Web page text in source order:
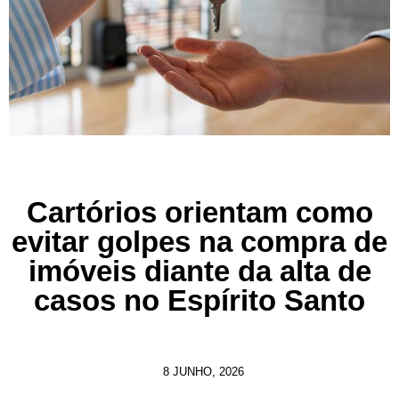
Cartórios orientam como
evitar golpes na compra de
imóveis diante da alta de
casos no Espírito Santo
8 JUNHO, 2026